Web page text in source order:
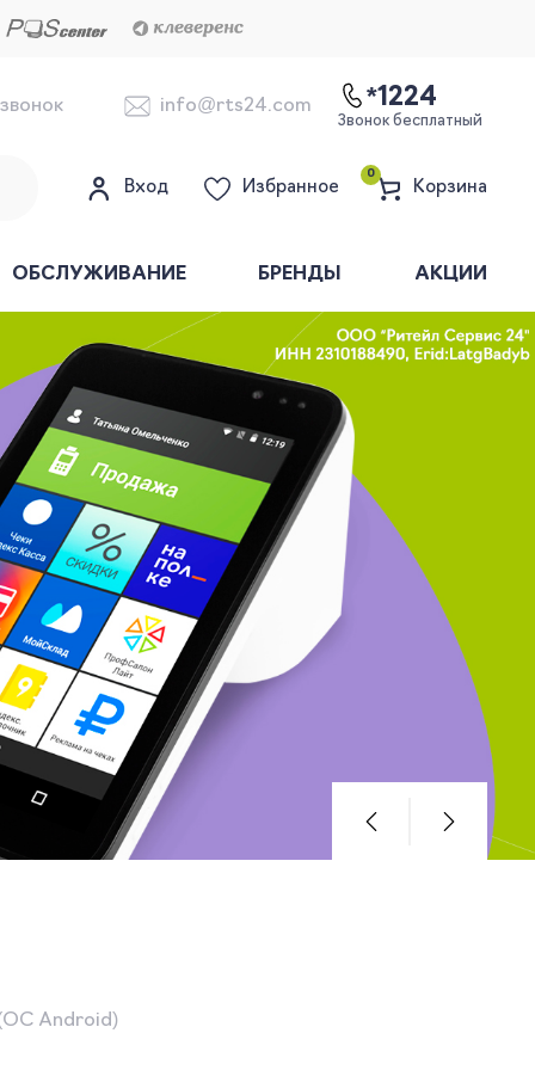
info@rts24.com *1224
Звонок бесплатный
Вход Избранное
0
Корзина
ОБСЛУЖИВАНИЕ БРЕНДЫ АКЦИИ
Android)